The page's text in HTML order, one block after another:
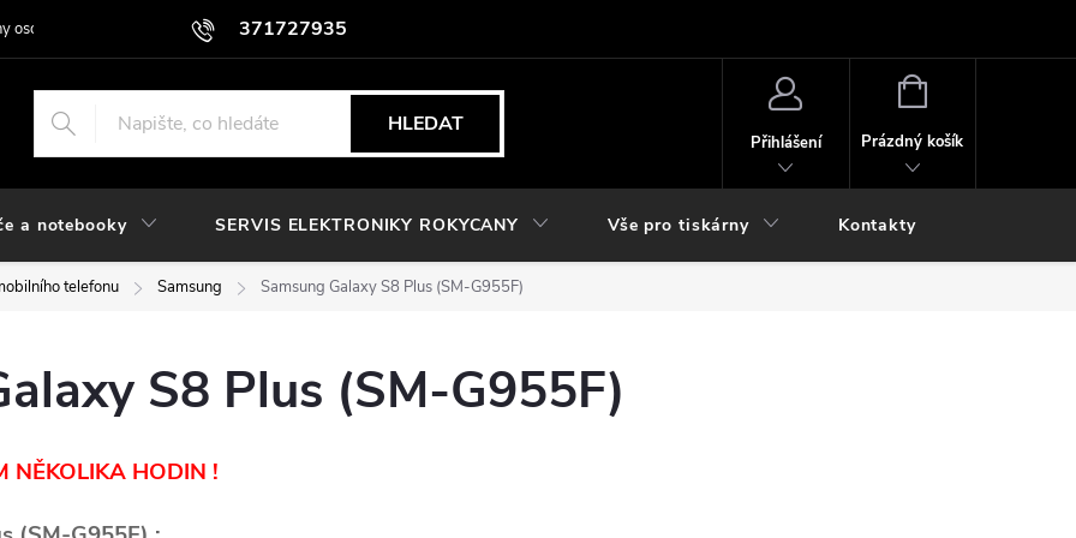
371727935
osobních údajů
HLEDAT
Přihlášení
NÁKUPNÍ
Prázdný košík
a notebooky SERVIS ELEKTRONIKY ROKYCANY Vše pro tiskárny Kontakty
telefonu Samsung Samsung Galaxy S8 Plus (SM-G955F)
S8 Plus (SM-G955F)
NĚKOLIKA HODIN !